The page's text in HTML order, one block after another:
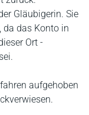
Gläubigerin. Sie
da das Konto in
Ort -
aufgehoben